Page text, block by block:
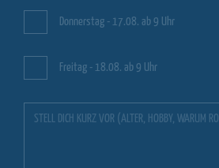
Donnerstag - 17.08. ab 9 Uhr
Freitag - 18.08. ab 9 Uhr